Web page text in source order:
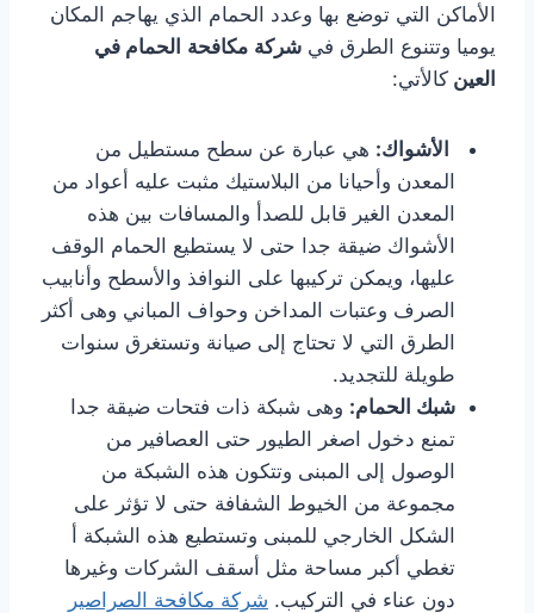
الأماكن التي توضع بها وعدد الحمام الذي يهاجم المكان
يوميا وتتنوع الطرق في شركة مكافحة الحمام في
العين كالأتي:
الأشواك: هي عبارة عن سطح مستطيل من
المعدن وأحيانا من البلاستيك مثبت عليه أعواد من
المعدن الغير قابل للصدأ والمسافات بين هذه
الأشواك ضيقة جدا حتى لا يستطيع الحمام الوقف
عليها، ويمكن تركيبها على النوافذ والأسطح وأنابيب
الصرف وعتبات المداخن وحواف المباني وهى أكثر
الطرق التي لا تحتاج إلى صيانة وتستغرق سنوات
طويلة للتجديد.
شبك الحمام: وهى شبكة ذات فتحات ضيقة جدا
تمنع دخول اصغر الطيور حتى العصافير من
الوصول إلى المبنى وتتكون هذه الشبكة من
مجموعة من الخيوط الشفافة حتى لا تؤثر على
الشكل الخارجي للمبنى وتستطيع هذه الشبكة أ
تغطي أكبر مساحة مثل أسقف الشركات وغيرها
دون عناء في التركيب. شركة مكافحة الصراصير